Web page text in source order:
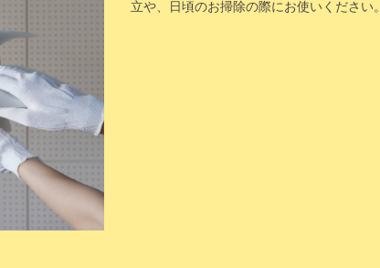
立や、日頃のお掃除の際にお使いください。